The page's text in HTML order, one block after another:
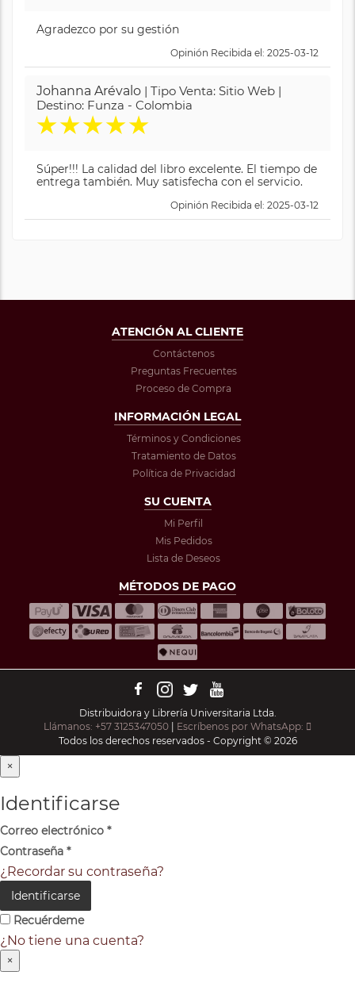
Agradezco por su gestión
Opinión Recibida el: 2025-03-12
Johanna Arévalo | Tipo Venta: Sitio Web |
Destino: Funza - Colombia
★★★★★
Súper!!! La calidad del libro excelente. El tiempo de
entrega también. Muy satisfecha con el servicio.
Opinión Recibida el: 2025-03-12
ATENCIÓN AL CLIENTE
Contáctenos
Preguntas Frecuentes
Proceso de Compra
INFORMACIÓN LEGAL
Términos y Condiciones
Tratamiento de Datos
Política de Privacidad
SU CUENTA
Mi Perfil
Mis Pedidos
Lista de Deseos
MÉTODOS DE PAGO
Distribuidora y Librería Universitaria Ltda.
Llámanos: +57 3125347050 | Escríbenos por WhatsApp:
Todos los derechos reservados - Copyright © 2026
×
Identificarse
Correo electrónico *
Contraseña *
¿Recordar su contraseña?
Identificarse
Recuérdeme
¿No tiene una cuenta?
×